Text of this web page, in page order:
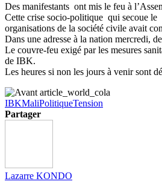
Des manifestants ont mis le feu à
Cette crise socio-politique qui secoue le
organisations de la société civile avait
Dans une adresse à la nation mercredi,
Le couvre-feu exigé par les mesures
de IBK.
Les heures si non les jours à venir sont
IBKMaliPolitiqueTension
Partager
Lazarre KONDO